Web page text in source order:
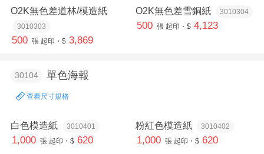
O2K無色差道林/模造紙
3010303
500 張 起印・$ 3,869
O2K無色差雪銅紙 3010304
500 張 起印・$ 4,123
30104 單色海報
查看尺寸規格
白色模造紙 3010401
1,000 張 起印・$ 620
粉紅色模造紙 3010402
1,000 張 起印・$ 620